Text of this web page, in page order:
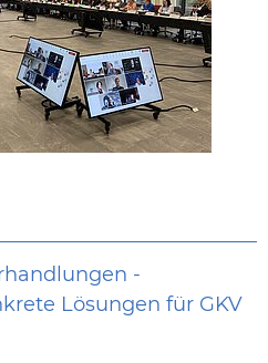
-
Lösungen für GKV